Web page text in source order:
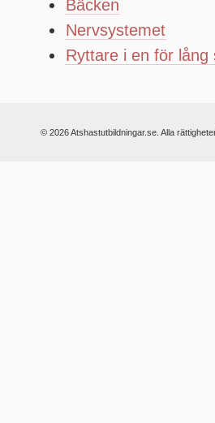
Bäcken
Nervsystemet
Ryttare i en för lång
© 2026 Atshastutbildningar.se. Alla